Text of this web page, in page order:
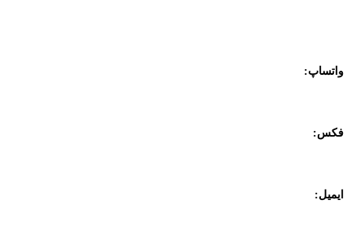
واتساپ:
فکس:
ایمیل: